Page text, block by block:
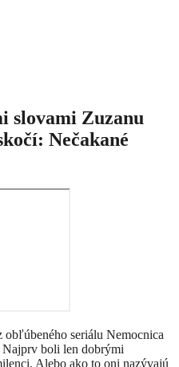
slovami Zuzanu
Nečakané
seriálu Nemocnica
boli len dobrými
Alebo ako to oni nazývajú